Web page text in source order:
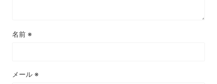
名前 ※
メール ※